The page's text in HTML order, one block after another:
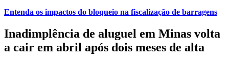
Entenda os impactos do bloqueio na fiscalização de barragens
Inadimplência de aluguel em Minas volta
a cair em abril após dois meses de alta